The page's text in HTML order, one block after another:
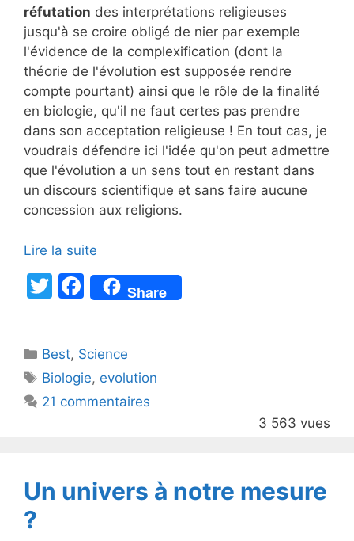
réfutation des interprétations religieuses
jusqu'à se croire obligé de nier par exemple
l'évidence de la complexification (dont la
théorie de l'évolution est supposée rendre
compte pourtant) ainsi que le rôle de la finalité
en biologie, qu'il ne faut certes pas prendre
dans son acceptation religieuse ! En tout cas, je
voudrais défendre ici l'idée qu'on peut admettre
que l'évolution a un sens tout en restant dans
un discours scientifique et sans faire aucune
concession aux religions.
Lire la suite
T
er
F
a
e
b
o
Share
Catégories
Best, Science
Étiquettes
Biologie, evolution
21 commentaires
3 563 vues
Un univers à notre mesure
?